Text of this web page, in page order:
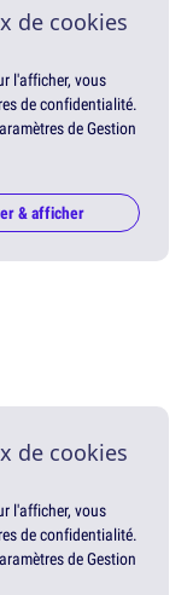
de cookies
l'afficher, vous
de confidentialité.
de Gestion
& afficher
de cookies
l'afficher, vous
de confidentialité.
de Gestion